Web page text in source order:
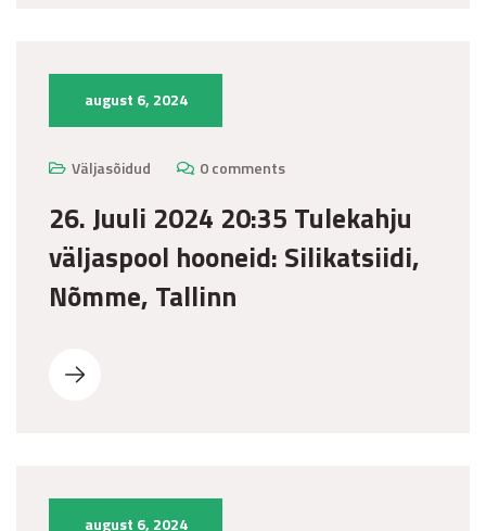
august 6, 2024
Väljasõidud 0 comments
26. Juuli 2024 20:35 Tulekahju
väljaspool hooneid: Silikatsiidi,
Nõmme, Tallinn
august 6, 2024